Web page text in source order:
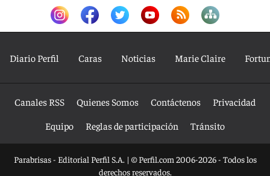
Diario Perfil Caras Noticias Marie Claire
Canales RSS Quienes Somos Contáctenos
Privacidad
Equipo
Reglas de participación Tránsito
Parabrisas - Editorial Perfil S.A. | © Perfil.com 2006-2026 - Todos los
derechos reservados.